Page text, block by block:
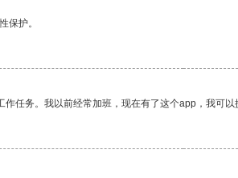
保护。
任务。我以前经常加班，现在有了这个app，我可以